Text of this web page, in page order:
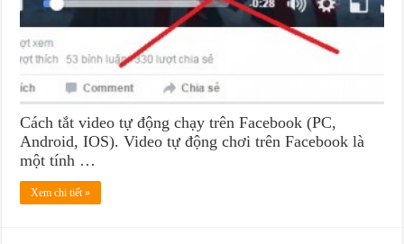
Cách tắt video tự động chạy trên Facebook (PC,
Android, IOS). Video tự động chơi trên Facebook là
một tính …
Xem chi tiết »